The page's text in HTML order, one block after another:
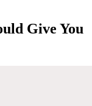
Give You